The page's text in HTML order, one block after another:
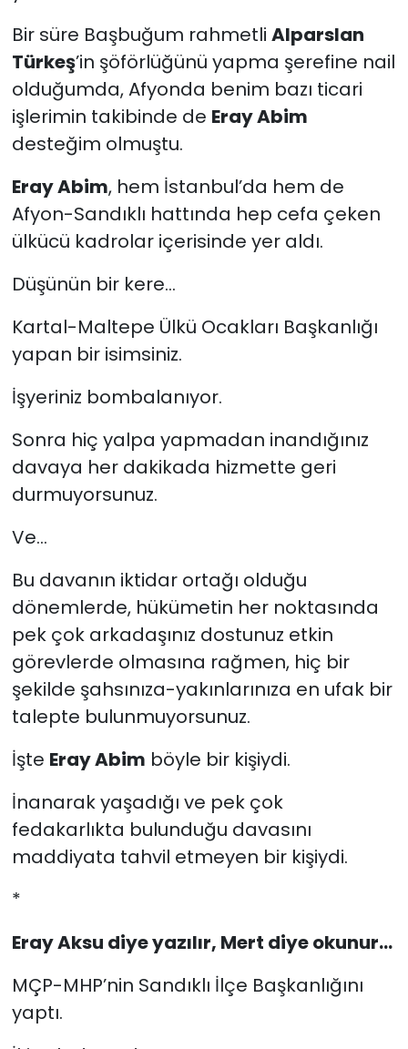
Bir süre Başbuğum rahmetli Alparslan
Türkeş’in şöförlüğünü yapma şerefine nail
olduğumda, Afyonda benim bazı ticari
işlerimin takibinde de Eray Abim
desteğim olmuştu.
Eray Abim, hem İstanbul’da hem de
Afyon-Sandıklı hattında hep cefa çeken
ülkücü kadrolar içerisinde yer aldı.
Düşünün bir kere...
Kartal-Maltepe Ülkü Ocakları Başkanlığı
yapan bir isimsiniz.
İşyeriniz bombalanıyor.
Sonra hiç yalpa yapmadan inandığınız
davaya her dakikada hizmette geri
durmuyorsunuz.
Ve...
Bu davanın iktidar ortağı olduğu
dönemlerde, hükümetin her noktasında
pek çok arkadaşınız dostunuz etkin
görevlerde olmasına rağmen, hiç bir
şekilde şahsınıza-yakınlarınıza en ufak bir
talepte bulunmuyorsunuz.
İşte Eray Abim böyle bir kişiydi.
İnanarak yaşadığı ve pek çok
fedakarlıkta bulunduğu davasını
maddiyata tahvil etmeyen bir kişiydi.
*
Eray Aksu diye yazılır, Mert diye okunur...
MÇP-MHP’nin Sandıklı İlçe Başkanlığını
yaptı.